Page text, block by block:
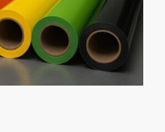
Las Trojes León,